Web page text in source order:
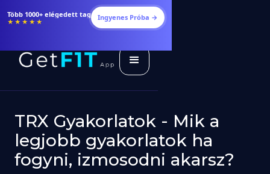
Étrendek, receptek és edzéstervek
★★★★★ Ingyenes Próba →
TRX Gyakorlatok - Mik a
legjobb gyakorlatok ha
fogyni, izmosodni akarsz?